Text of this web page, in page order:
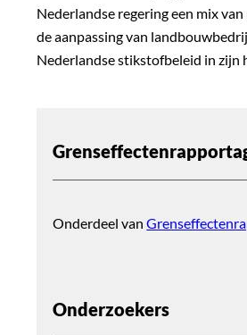
Nederlandse regering een mix
de aanpassing van
Nederlandse stikstofbeleid in zijn
Onderdeel van
Onderzoekers